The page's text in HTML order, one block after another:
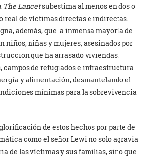
The Lancetsubestima al menos en dos o
real de víctimas directas e indirectas.
además, que la inmensa mayoría de
niños, niñas y mujeres, asesinados por
que ha arrasado viviendas,
campos de refugiados e infraestructura
y alimentación, desmantelando el
mínimas para la sobrevivencia
de estos hechos por parte de
como el señor Lewi no solo agravia
de las víctimas y sus familias, sino que